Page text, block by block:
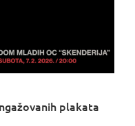
plakata